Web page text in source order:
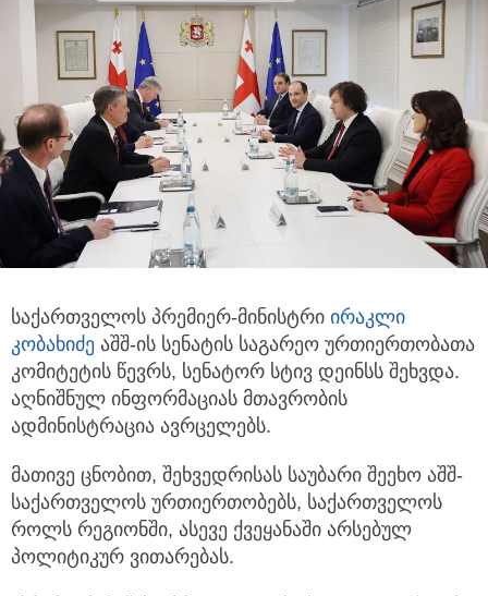
საქართველოს პრემიერ-მინისტრი ირაკლი
კობახიძე აშშ-ის სენატის საგარეო ურთიერთობათა
კომიტეტის წევრს, სენატორ სტივ დეინსს შეხვდა.
აღნიშნულ ინფორმაციას მთავრობის
ადმინისტრაცია ავრცელებს.
მათივე ცნობით, შეხვედრისას საუბარი შეეხო აშშ-
საქართველოს ურთიერთობებს, საქართველოს
როლს რეგიონში, ასევე ქვეყანაში არსებულ
პოლიტიკურ ვითარებას.